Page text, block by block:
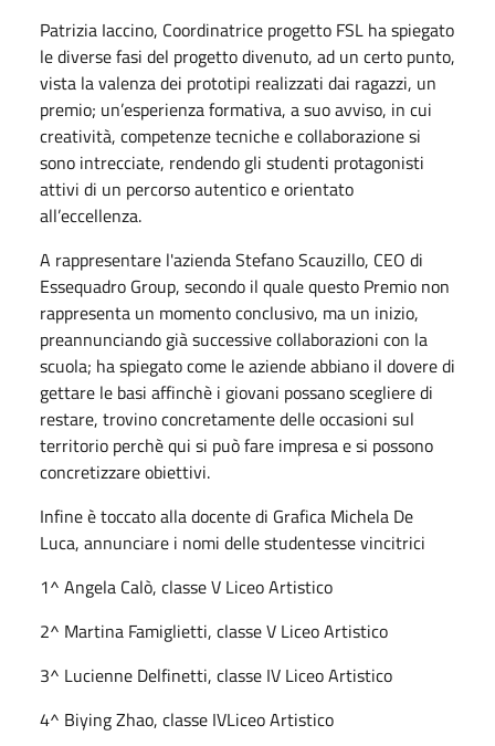
Patrizia Iaccino, Coordinatrice progetto FSL ha spiegato
le diverse fasi del progetto divenuto, ad un certo punto,
vista la valenza dei prototipi realizzati dai ragazzi, un
premio; un’esperienza formativa, a suo avviso, in cui
creatività, competenze tecniche e collaborazione si
sono intrecciate, rendendo gli studenti protagonisti
attivi di un percorso autentico e orientato
all’eccellenza.
A rappresentare l'azienda Stefano Scauzillo, CEO di
Essequadro Group, secondo il quale questo Premio non
rappresenta un momento conclusivo, ma un inizio,
preannunciando già successive collaborazioni con la
scuola; ha spiegato come le aziende abbiano il dovere di
gettare le basi affinchè i giovani possano scegliere di
restare, trovino concretamente delle occasioni sul
territorio perchè qui si può fare impresa e si possono
concretizzare obiettivi.
Infine è toccato alla docente di Grafica Michela De
Luca, annunciare i nomi delle studentesse vincitrici
1^ Angela Calò, classe V Liceo Artistico
2^ Martina Famiglietti, classe V Liceo Artistico
3^ Lucienne Delfinetti, classe IV Liceo Artistico
4^ Biying Zhao, classe IVLiceo Artistico